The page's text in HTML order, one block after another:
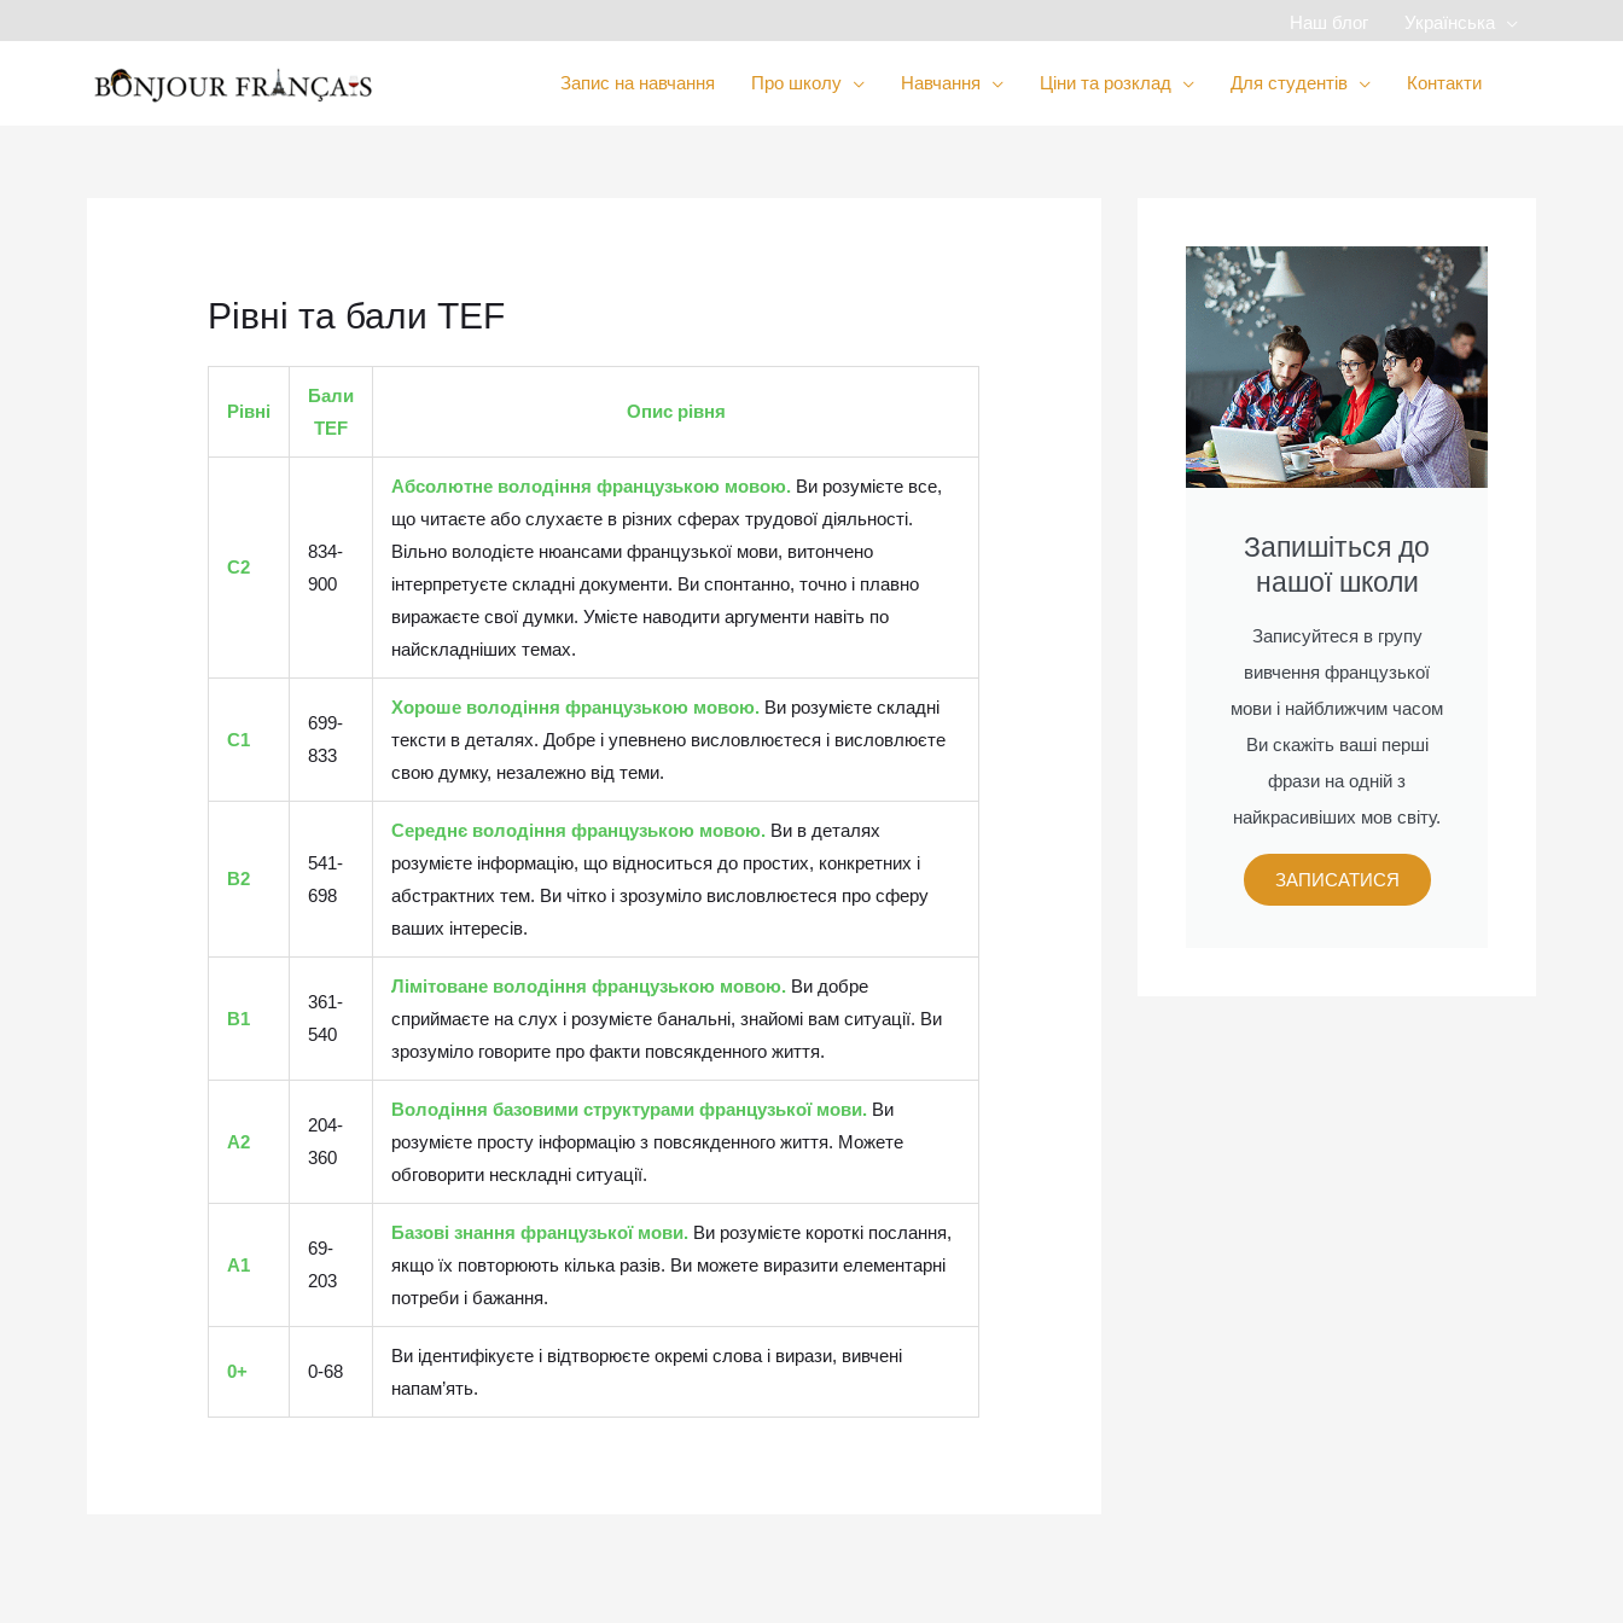
до
Наш блог Українська
Запис на навчання Про школу Навчання Ціни та розклад Для студентів Контакти
Рівні та бали TEF
Рівні
Бали
TEF
Опис рівня
C2
834-
900
Абсолютне володіння французькою мовою. Ви розумієте все,
що читаєте або слухаєте в різних сферах трудової діяльності.
Вільно володієте нюансами французької мови, витончено
інтерпретуєте складні документи. Ви спонтанно, точно і плавно
виражаєте свої думки. Умієте наводити аргументи навіть по
найскладніших темах.
C1
699-
833
Хороше володіння французькою мовою. Ви розумієте складні
тексти в деталях. Добре і упевнено висловлюєтеся і висловлюєте
свою думку, незалежно від теми.
B2
541-
698
Середнє володіння французькою мовою. Ви в деталях
розумієте інформацію, що відноситься до простих, конкретних і
абстрактних тем. Ви чітко і зрозуміло висловлюєтеся про сферу
ваших інтересів.
B1
361-
540
Лімітоване володіння французькою мовою. Ви добре
сприймаєте на слух і розумієте банальні, знайомі вам ситуації. Ви
зрозуміло говорите про факти повсякденного життя.
A2
204-
360
Володіння базовими структурами французької мови. Ви
розумієте просту інформацію з повсякденного життя. Можете
обговорити нескладні ситуації.
A1
69-
203
Базові знання французької мови. Ви розумієте короткі послання,
якщо їх повторюють кілька разів. Ви можете виразити елементарні
потреби і бажання.
0+ 0-68
Ви ідентифікуєте і відтворюєте окремі слова і вирази, вивчені
напам’ять.
Запишіться до
нашої школи
Записуйтеся в групу
вивчення французької
мови і найближчим часом
Ви скажіть ваші перші
фрази на одній з
найкрасивіших мов світу.
ЗАПИСАТИСЯ